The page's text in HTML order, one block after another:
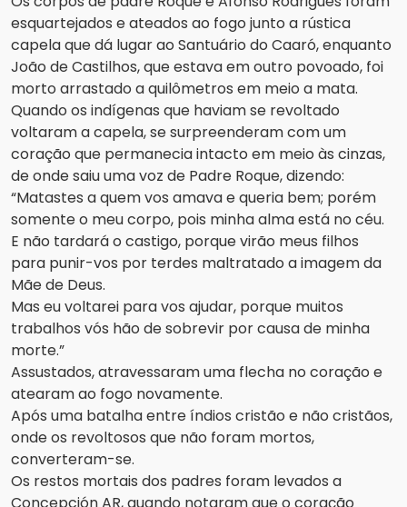
esquartejados e ateados ao fogo junto a rústica
capela que dá lugar ao Santuário do Caaró, enquanto
João de Castilhos, que estava em outro povoado, foi
morto arrastado a quilômetros em meio a mata.
Quando os indígenas que haviam se revoltado
voltaram a capela, se surpreenderam com um
coração que permanecia intacto em meio às cinzas,
de onde saiu uma voz de Padre Roque, dizendo:
“Matastes a quem vos amava e queria bem; porém
somente o meu corpo, pois minha alma está no céu.
E não tardará o castigo, porque virão meus filhos
para punir-vos por terdes maltratado a imagem da
Mãe de Deus.
Mas eu voltarei para vos ajudar, porque muitos
trabalhos vós hão de sobrevir por causa de minha
morte.”
Assustados, atravessaram uma flecha no coração e
atearam ao fogo novamente.
Após uma batalha entre índios cristão e não cristãos,
onde os revoltosos que não foram mortos,
converteram-se.
Os restos mortais dos padres foram levados a